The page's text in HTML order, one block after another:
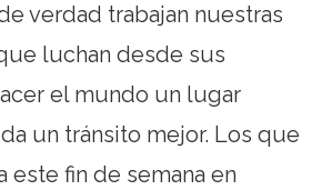
verdad trabajan nuestras
luchan desde sus
el mundo un lugar
un tránsito mejor. Los que
este fin de semana en